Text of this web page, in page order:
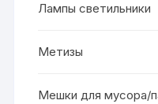
Лампы светильники
Метизы
Мешки для мусора/